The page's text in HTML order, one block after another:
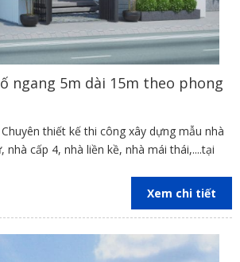
ngang 5m dài 15m theo phong
thiết kế thi công xây dựng mẫu nhà
cấp 4, nhà liền kề, nhà mái thái,....tại
Xem chi tiết